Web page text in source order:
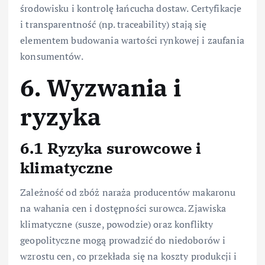
środowisku i kontrolę łańcucha dostaw. Certyfikacje
i transparentność (np. traceability) stają się
elementem budowania wartości rynkowej i zaufania
konsumentów.
6. Wyzwania i
ryzyka
6.1 Ryzyka surowcowe i
klimatyczne
Zależność od zbóż naraża producentów makaronu
na wahania cen i dostępności surowca. Zjawiska
klimatyczne (susze, powodzie) oraz konflikty
geopolityczne mogą prowadzić do niedoborów i
wzrostu cen, co przekłada się na koszty produkcji i